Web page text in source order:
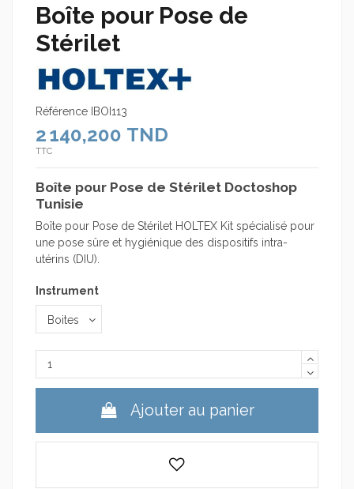
Boîte pour Pose de
Stérilet
Référence IBOI113
2 140,200 TND
TTC
Boîte pour Pose de Stérilet Doctoshop
Tunisie
Boîte pour Pose de Stérilet HOLTEX Kit spécialisé pour
une pose sûre et hygiénique des dispositifs intra-
utérins (DIU).
Instrument
Ajouter au panier